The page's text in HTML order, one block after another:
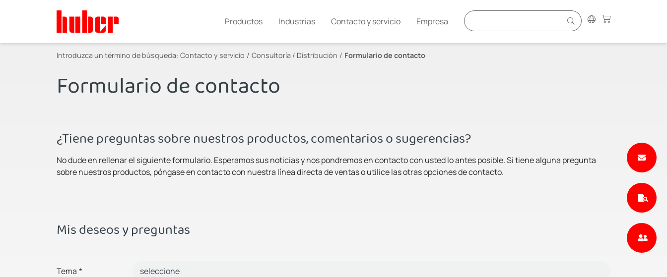
Productos Industrias Contacto y servicio Empresa
Introduzca un término de búsqueda: Contacto y servicio Consultoría / Distribución Formulario de contacto
Formulario de contacto
¿Tiene preguntas sobre nuestros productos, comentarios o sugerencias?
No dude en rellenar el siguiente formulario. Esperamos sus noticias y nos pondremos en contacto con usted lo antes posible. Si tiene alguna pregunta
sobre nuestros productos, póngase en contacto con nuestra línea directa de ventas o utilice las otras opciones de contacto.
Mis deseos y preguntas
Tema *